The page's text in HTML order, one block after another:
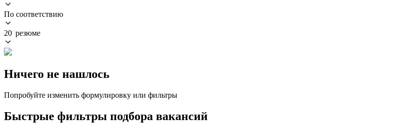
По соответствию
20 резюме
Ничего не нашлось
Попробуйте изменить формулировку или фильтры
Быстрые фильтры подбора вакансий